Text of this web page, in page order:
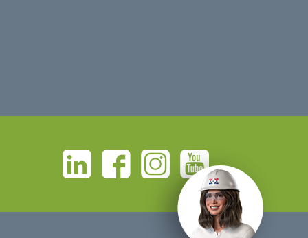
Linkedin Facebook Instagram